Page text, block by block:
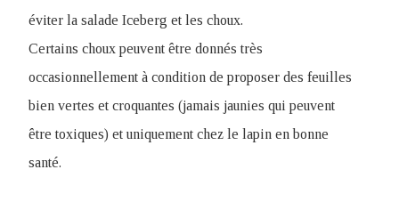
éviter la salade Iceberg et les choux.
Certains choux peuvent être donnés très
occasionnellement à condition de proposer des feuilles
bien vertes et croquantes (jamais jaunies qui peuvent
être toxiques) et uniquement chez le lapin en bonne
santé.